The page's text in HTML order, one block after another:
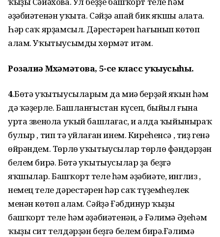
әҙәбиәтенән уҡыта. Сәйҙә апай бик яҡшы аңлата.
Һәр саҡ ярҙамсыл. Дәрестәрен һағынып көтөп
алам. Уҡытыусымды хөрмәт итәм.
Розалиә Мөхәмәтова, 5-се класс уҡыусыһы.
4.Бөтә уҡытыусыларым да миңә берҙәй яҡын һәм
дә ҡәҙерле. Башланғыстан күсеп, быйыл ғына
урта звенола уҡый башлағас,иң алда ҡыйыныраҡ
булыр , тип тә уйлаған инем. Киреһенсә , тиҙ генә
өйрәндем. Төрлө уҡытыусылар төрлө фәндәрҙән
белем бирә. Бөтә уҡытыусылар ҙа беҙгә
яҡшылар. Башҡорт теле һәм әҙәбиәте, инглиз ,
немец теле дәрестәрен һәр саҡ түҙемһеҙлек
менән көтөп алам. Сәйҙә Ғәбдинур ҡыҙы
башҡорт теле һәм әҙәбиәтенән, ә Ғәлимә Әҙеһәм
ҡыҙы сит телдәрҙән беҙгә белем бирә.Ғәлимә